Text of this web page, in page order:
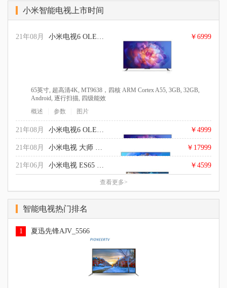
小米智能电视上市时间
21年08月 ￥6999
65英寸, 超高清4K, MT9638，四核 ARM Cortex A55, 3GB, 32GB,
Android, 逐行扫描, 四级能效
概述
参数 图片
21年08月 ￥4999
55英寸, 超高清4K, MT9638，四核 ARM Cortex A55, 3GB, 32GB,
Android, 四级能效
概述
| 参数 图片
21年08月 ￥17999
77英寸, 超高清4K, 四核 ARM Cortex A73, 8.5GB, 64GB, Android,
逐行扫描, 杜比全景声，哈曼卡顿大师音响, 四级能效
21年06月 ￥4599
65英寸, 超高清4K, 硬屏, LED, 2GB, 32GB, 逐行扫描, 杜比音效
DTS解码, 电影模式, 三级能效
查看更多>
智能电视热门排名
1 夏迅先锋AJV_5566